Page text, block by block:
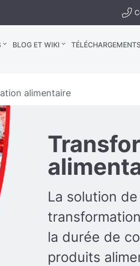
BLOG ET WIKI
alimentaire
La solution
la durée de
produits